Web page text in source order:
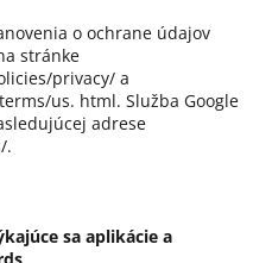
o ochrane údajov
stránke
privacy/ a
us. html. Služba Google
adrese
.
sa aplikácie a